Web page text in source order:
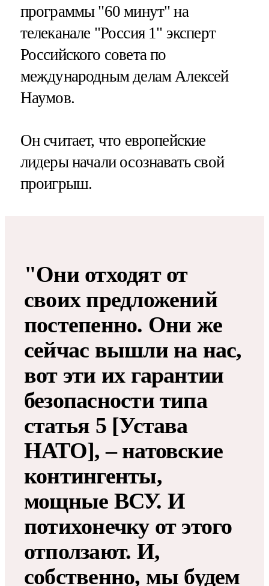
программы "60 минут" на
телеканале "Россия 1" эксперт
Российского совета по
международным делам Алексей
Наумов.
Он считает, что европейские
лидеры начали осознавать свой
проигрыш.
"Они отходят от
своих предложений
постепенно. Они же
сейчас вышли на нас,
вот эти их гарантии
безопасности типа
статья 5 [Устава
НАТО], – натовские
контингенты,
мощные ВСУ. И
потихонечку от этого
отползают. И,
собственно, мы будем